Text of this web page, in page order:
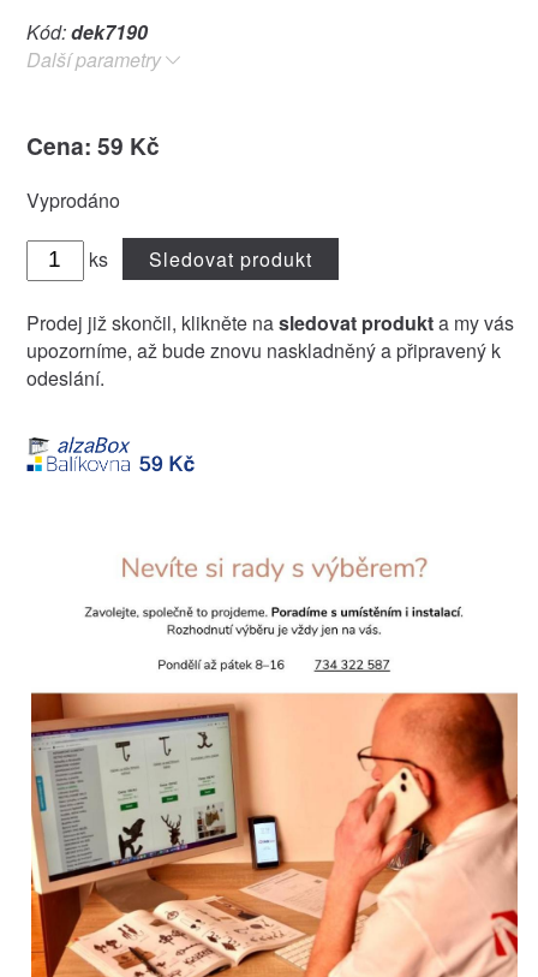
Kód:dek7190
Další parametry
Cena: 59 Kč
Vyprodáno
ks Sledovat produkt
Prodej již skončil, klikněte nasledovat produkta my vás
upozorníme, až bude znovu naskladněný a připravený k
odeslání.